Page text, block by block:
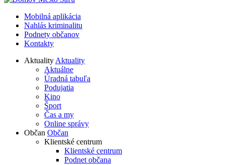
Mobilná aplikácia
Nahlás kriminalitu
Podnety občanov
Kontakty
AktualityAktuality
Aktuálne
Úradná tabuľa
Podujatia
Kino
Šport
Čas a my
Online správy
Občan Občan
Klientské centrum
Klientské centrum
Podnet občana